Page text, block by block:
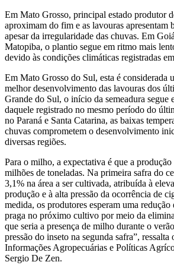
Em Mato Grosso, principal estado produtor
aproximam do fim e as lavouras apresentam
apesar da irregularidade das chuvas. Em
Matopiba, o plantio segue em ritmo mais
devido às condições climáticas registradas
Em Mato Grosso do Sul, esta é considerada
melhor desenvolvimento das lavouras dos
Grande do Sul, o início da semeadura segue
daquele registrado no mesmo período do
no Paraná e Santa Catarina, as baixas
chuvas comprometem o desenvolvimento
diversas regiões.
Para o milho, a expectativa é que a
milhões de toneladas. Na primeira safra do
3,1% na área a ser cultivada, atribuída à
produção e à alta pressão da ocorrência de
medida, os produtores esperam uma redução
praga no próximo cultivo por meio da
que seria a presença de milho durante o
pressão do inseto na segunda safra”, ressalta
Informações Agropecuárias e Políticas
Sergio De Zen.